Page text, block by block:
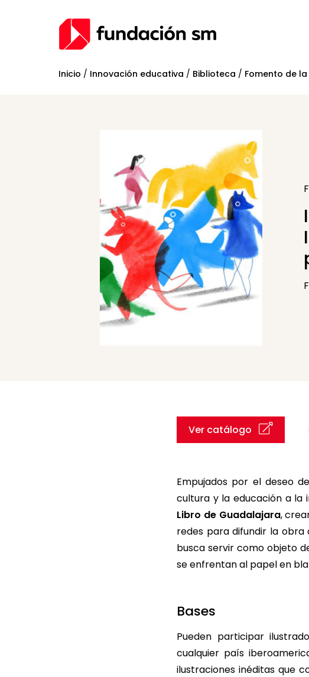
Inicio / Innovación educativa / Biblioteca / Fomento de
Ver catálogo
Empujados por el deseo
cultura y la educación a la
Libro de Guadalajara,
redes para difundir la obra
busca servir como objeto
se enfrentan al papel en
Bases
Pueden participar
cualquier país
ilustraciones inéditas que